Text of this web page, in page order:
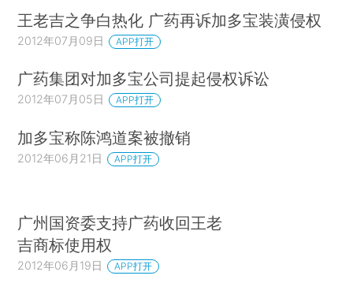
王老吉之争白热化 广药再诉加多宝装潢侵权
2012年07月09日 APP打开
广药集团对加多宝公司提起侵权诉讼
2012年07月05日 APP打开
加多宝称陈鸿道案被撤销
2012年06月21日 APP打开
广州国资委支持广药收回王老
吉商标使用权
2012年06月19日 APP打开